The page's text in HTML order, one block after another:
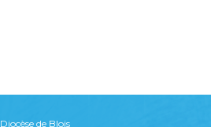
Diocèse de Blois